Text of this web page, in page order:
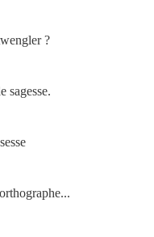
?
sagesse.